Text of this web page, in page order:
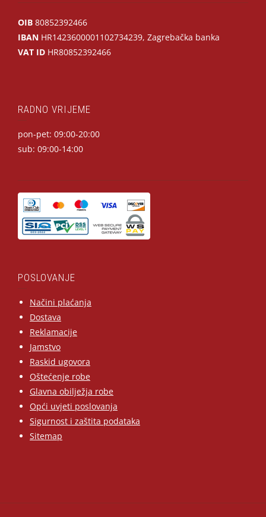
OIB 80852392466
IBAN HR1423600001102734239, Zagrebačka banka
VAT ID HR80852392466
RADNO VRIJEME
pon-pet: 09:00-20:00
sub: 09:00-14:00
POSLOVANJE
Načini plaćanja
Dostava
Reklamacije
Jamstvo
Raskid ugovora
Oštećenje robe
Glavna obilježja robe
Opći uvjeti poslovanja
Sigurnost i zaštita podataka
Sitemap